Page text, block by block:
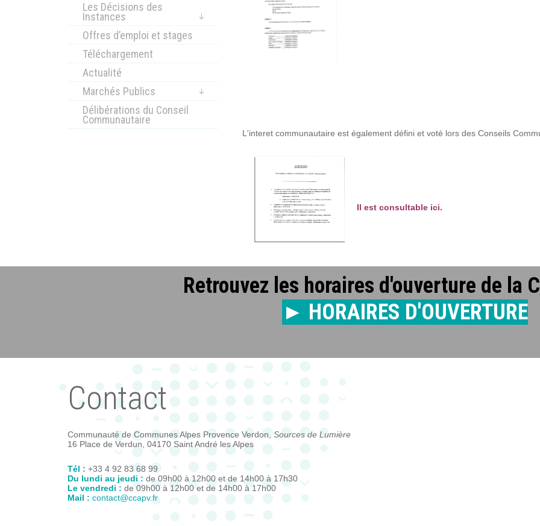
L'interet communautaire est également défini et voté lors des Conseils
Il est consultable ici.
Les Décisions des
Instances
Offres d’emploi et stages
Téléchargement
Actualité
Marchés Publics
Délibérations du Conseil
Communautaire
Retrouvez les horaires d'ouverture de la
► HORAIRES D'OUVERTURE
Contact
Communauté de Communes Alpes Provence Verdon, Sources de Lumière
16 Place de Verdun, 04170 Saint André les Alpes
Tél : +33 4 92 83 68 99
Du lundi au jeudi : de 09h00 à 12h00 et de 14h00 à 17h30
Le vendredi : de 09h00 à 12h00 et de 14h00 à 17h00
Mail : contact@ccapv.fr